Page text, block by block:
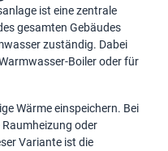
ist eine zentrale
gesamten Gebäudes
zuständig. Dabei
Boiler oder für
Wärme einspeichern. Bei
Raumheizung oder
Variante ist die